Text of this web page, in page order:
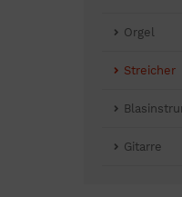
Orgel
Streicher
Gitarre